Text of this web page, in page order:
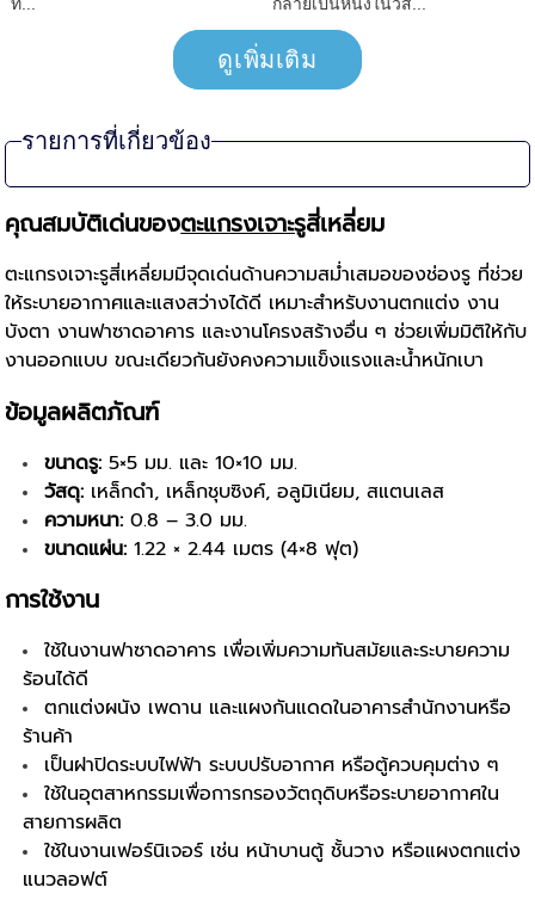
ดูเพิ่มเติม
รายการที่เกี่ยวข้อง
คุณสมบัติเด่นของตะแกรงเจาะรูสี่เหลี่ยม
ตะแกรงเจาะรูสี่เหลี่ยมมีจุดเด่นด้านความสม่ำเสมอของช่องรู ที่ช่วย
ให้ระบายอากาศและแสงสว่างได้ดี เหมาะสำหรับงานตกแต่ง งาน
บังตา งานฟาซาดอาคาร และงานโครงสร้างอื่น ๆ ช่วยเพิ่มมิติให้กับ
งานออกแบบ ขณะเดียวกันยังคงความแข็งแรงและน้ำหนักเบา
ข้อมูลผลิตภัณฑ์
ขนาดรู: 5×5 มม. และ 10×10 มม.
วัสดุ: เหล็กดำ, เหล็กชุบซิงค์, อลูมิเนียม, สแตนเลส
ความหนา: 0.8 – 3.0 มม.
ขนาดแผ่น: 1.22 × 2.44 เมตร (4×8 ฟุต)
การใช้งาน
ใช้ในงานฟาซาดอาคาร เพื่อเพิ่มความทันสมัยและระบายความ
ร้อนได้ดี
ตกแต่งผนัง เพดาน และแผงกันแดดในอาคารสำนักงานหรือ
ร้านค้า
เป็นฝาปิดระบบไฟฟ้า ระบบปรับอากาศ หรือตู้ควบคุมต่าง ๆ
ใช้ในอุตสาหกรรมเพื่อการกรองวัตถุดิบหรือระบายอากาศใน
สายการผลิต
ใช้ในงานเฟอร์นิเจอร์ เช่น หน้าบานตู้ ชั้นวาง หรือแผงตกแต่ง
แนวลอฟต์